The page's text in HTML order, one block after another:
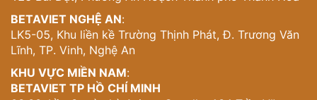
BETAVIET NGHỆ AN:
LK5-05, Khu liền kề Trường Thịnh Phát, Đ. Trương Văn
Lĩnh, TP. Vinh, Nghệ An
KHU VỰC MIỀN NAM:
BETAVIET TP HỒ CHÍ MINH